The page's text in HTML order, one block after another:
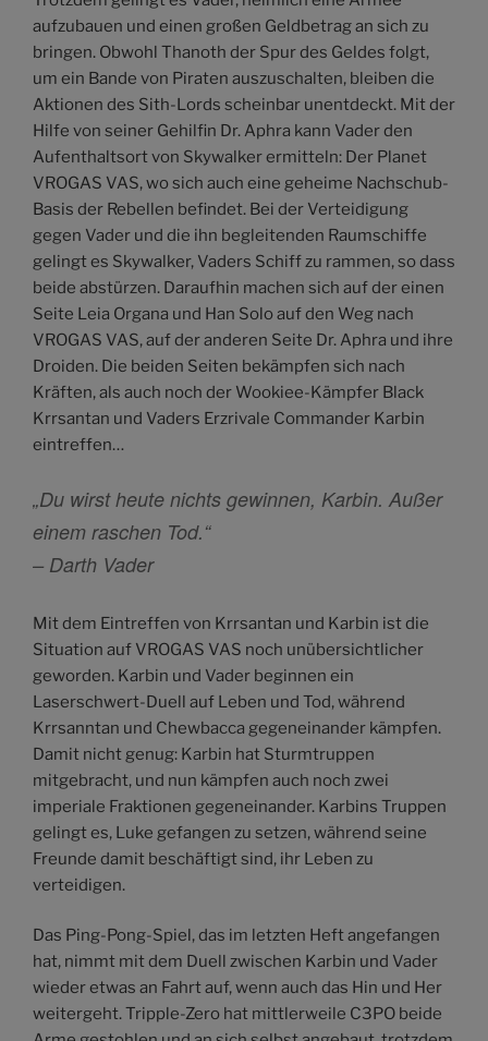
aufzubauen und einen großen Geldbetrag an sich zu
bringen. Obwohl Thanoth der Spur des Geldes folgt,
um ein Bande von Piraten auszuschalten, bleiben die
Aktionen des Sith-Lords scheinbar unentdeckt. Mit der
Hilfe von seiner Gehilfin Dr. Aphra kann Vader den
Aufenthaltsort von Skywalker ermitteln: Der Planet
VROGAS VAS, wo sich auch eine geheime Nachschub-
Basis der Rebellen befindet. Bei der Verteidigung
gegen Vader und die ihn begleitenden Raumschiffe
gelingt es Skywalker, Vaders Schiff zu rammen, so dass
beide abstürzen. Daraufhin machen sich auf der einen
Seite Leia Organa und Han Solo auf den Weg nach
VROGAS VAS, auf der anderen Seite Dr. Aphra und ihre
Droiden. Die beiden Seiten bekämpfen sich nach
Kräften, als auch noch der Wookiee-Kämpfer Black
Krrsantan und Vaders Erzrivale Commander Karbin
eintreffen…
„Du wirst heute nichts gewinnen, Karbin. Außer
einem raschen Tod.“
– Darth Vader
Mit dem Eintreffen von Krrsantan und Karbin ist die
Situation auf VROGAS VAS noch unübersichtlicher
geworden. Karbin und Vader beginnen ein
Laserschwert-Duell auf Leben und Tod, während
Krrsanntan und Chewbacca gegeneinander kämpfen.
Damit nicht genug: Karbin hat Sturmtruppen
mitgebracht, und nun kämpfen auch noch zwei
imperiale Fraktionen gegeneinander. Karbins Truppen
gelingt es, Luke gefangen zu setzen, während seine
Freunde damit beschäftigt sind, ihr Leben zu
verteidigen.
Das Ping-Pong-Spiel, das im letzten Heft angefangen
hat, nimmt mit dem Duell zwischen Karbin und Vader
wieder etwas an Fahrt auf, wenn auch das Hin und Her
weitergeht. Tripple-Zero hat mittlerweile C3PO beide